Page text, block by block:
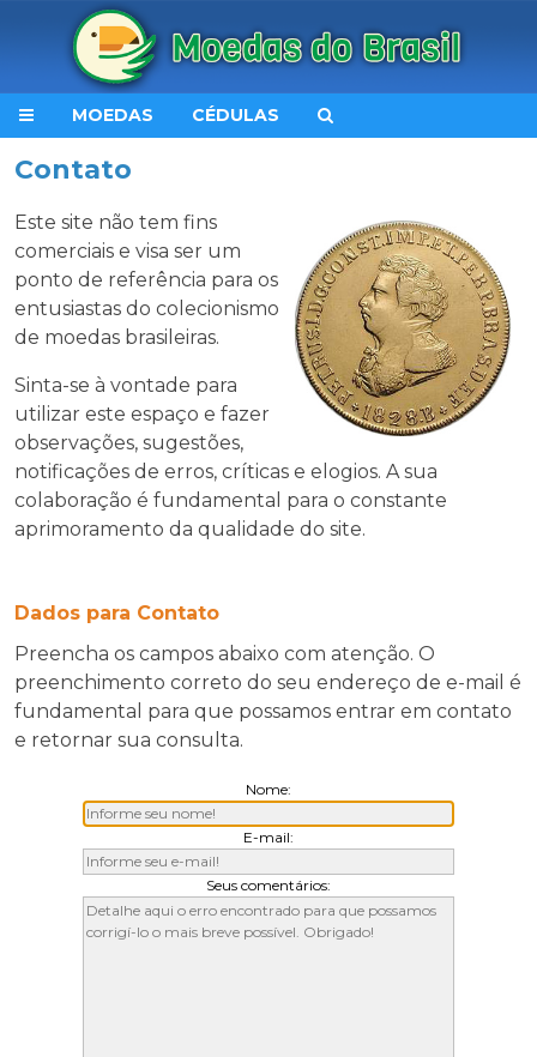
MOEDAS CÉDULAS
Contato
Este site não tem fins
comerciais e visa ser um
ponto de referência para os
entusiastas do colecionismo
de moedas brasileiras.
Sinta-se à vontade para
utilizar este espaço e fazer
observações, sugestões,
notificações de erros, críticas e elogios. A sua
colaboração é fundamental para o constante
aprimoramento da qualidade do site.
Dados para Contato
Preencha os campos abaixo com atenção. O
preenchimento correto do seu endereço de e-mail é
fundamental para que possamos entrar em contato
e retornar sua consulta.
Nome:
E-mail:
Seus comentários: